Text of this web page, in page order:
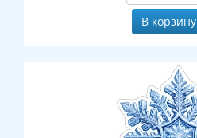
В корзину